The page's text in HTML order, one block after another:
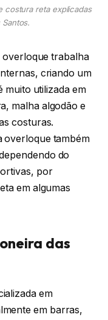
costura reta explicadas
overloque trabalha
criando um
muito utilizada em
malha algodão e
costuras.
overloque também
do
por
em algumas
das
em
em barras,